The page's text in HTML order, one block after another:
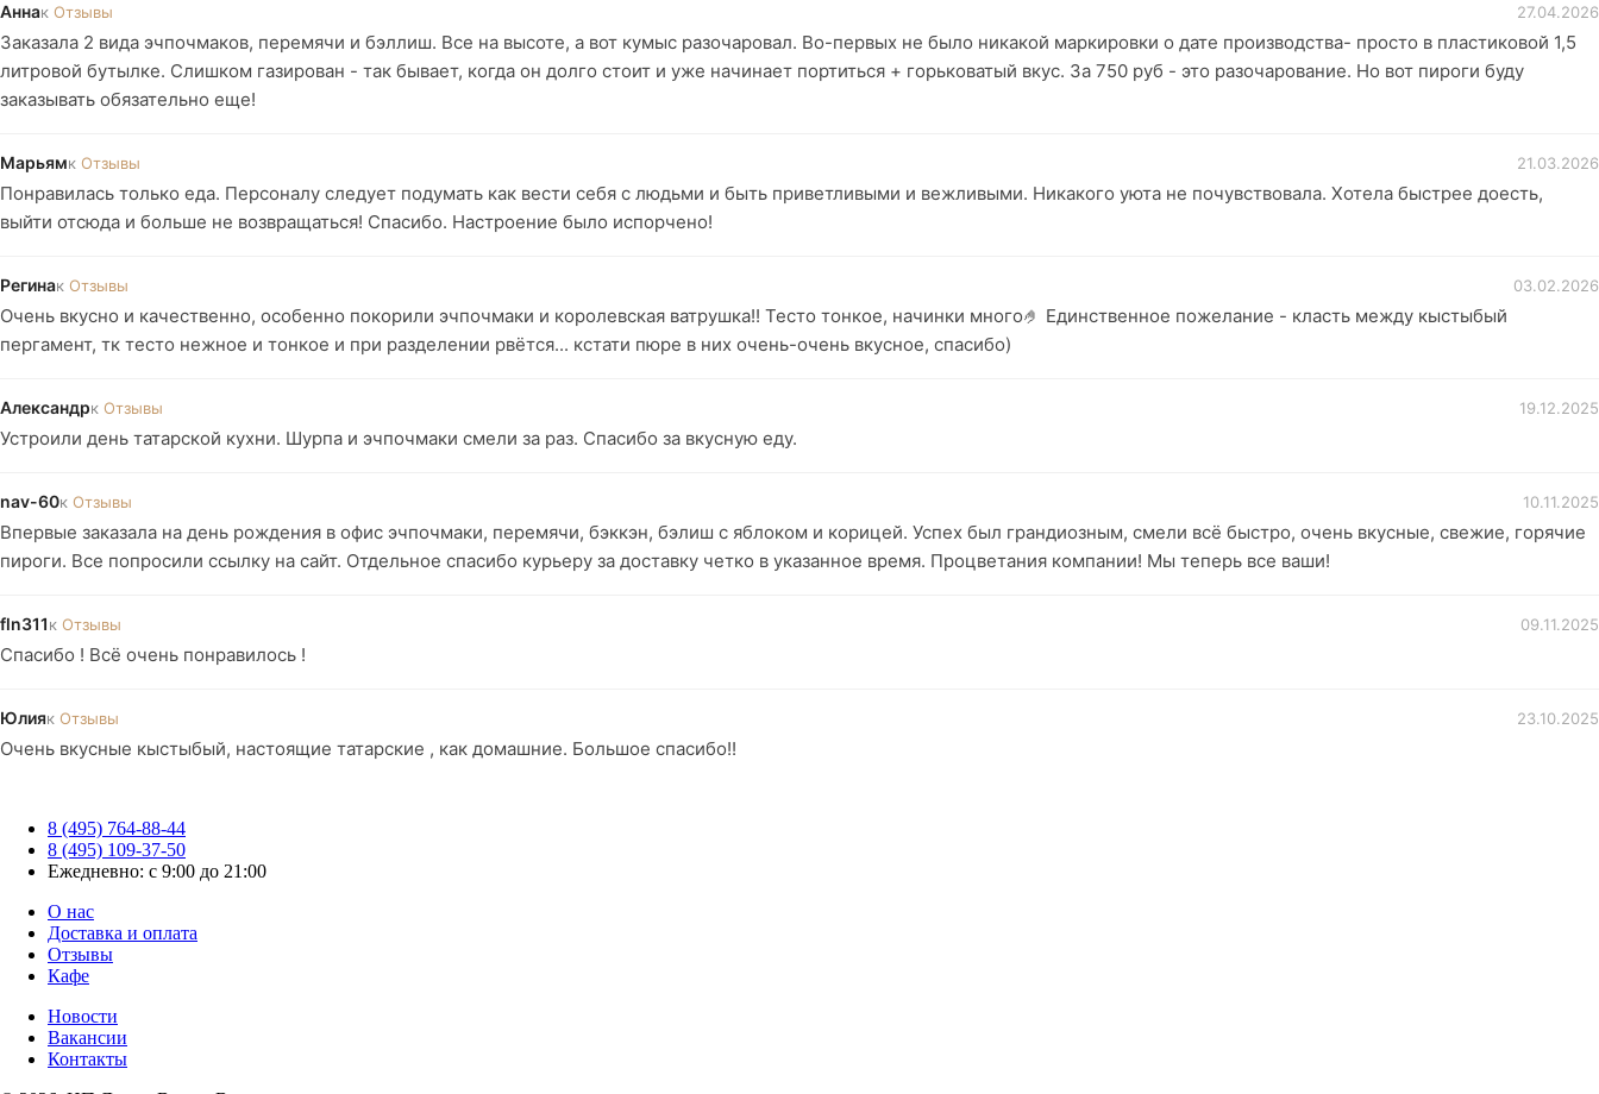
Аннак Отзывы 27.04.2026
Заказала 2 вида эчпочмаков, перемячи и бэллиш. Все на высоте, а вот кумыс разочаровал. Во-первых не было никакой маркировки о дате производства- просто в пластиковой 1,5
литровой бутылке. Слишком газирован - так бывает, когда он долго стоит и уже начинает портиться + горьковатый вкус. За 750 руб - это разочарование. Но вот пироги буду
заказывать обязательно еще!
Марьямк Отзывы 21.03.2026
Понравилась только еда. Персоналу следует подумать как вести себя с людьми и быть приветливыми и вежливыми. Никакого уюта не почувствовала. Хотела быстрее доесть,
выйти отсюда и больше не возвращаться! Спасибо. Настроение было испорчено!
Регинак Отзывы 03.02.2026
Очень вкусно и качественно, особенно покорили эчпочмаки и королевская ватрушка!! Тесто тонкое, начинки много🤌 Единственное пожелание - класть между кыстыбый
пергамент, тк тесто нежное и тонкое и при разделении рвётся... кстати пюре в них очень-очень вкусное, спасибо)
Александрк Отзывы 19.12.2025
Устроили день татарской кухни. Шурпа и эчпочмаки смели за раз. Спасибо за вкусную еду.
nav-60к Отзывы 10.11.2025
Впервые заказала на день рождения в офис эчпочмаки, перемячи, бэккэн, бэлиш с яблоком и корицей. Успех был грандиозным, смели всё быстро, очень вкусные, свежие, горячие
пироги. Все попросили ссылку на сайт. Отдельное спасибо курьеру за доставку четко в указанное время. Процветания компании! Мы теперь все ваши!
fln311к Отзывы 09.11.2025
Спасибо ! Всё очень понравилось !
Юлияк Отзывы 23.10.2025
Очень вкусные кыстыбый, настоящие татарские , как домашние. Большое спасибо!!
8 (495) 764-88-44
8 (495) 109-37-50
Ежедневно: с 9:00 до 21:00
О нас
Доставка и оплата
Отзывы
Кафе
Новости
Вакансии
Контакты